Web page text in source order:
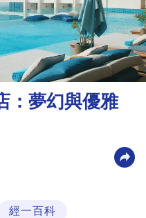
：夢幻與優雅
經一百科